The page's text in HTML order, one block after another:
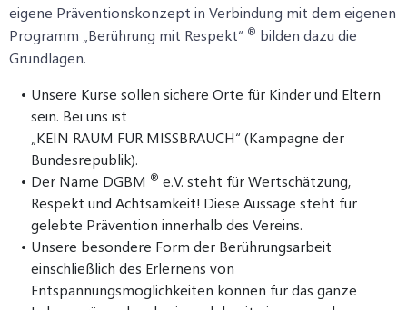
eigene Präventionskonzept in Verbindung mit dem eigenen
Programm „Berührung mit Respekt“ ® bilden dazu die
Grundlagen.
Unsere Kurse sollen sichere Orte für Kinder und Eltern
sein. Bei uns ist
„KEIN RAUM FÜR MISSBRAUCH“ (Kampagne der
Bundesrepublik).
Der Name DGBM ® e.V. steht für Wertschätzung,
Respekt und Achtsamkeit! Diese Aussage steht für
gelebte Prävention innerhalb des Vereins.
Unsere besondere Form der Berührungsarbeit
einschließlich des Erlernens von
Entspannungsmöglichkeiten können für das ganze